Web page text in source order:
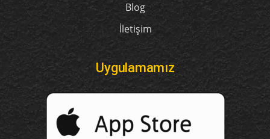
Blog
İletişim
Uygulamamız